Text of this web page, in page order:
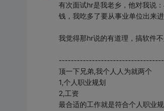
有次面试hr是我老乡，他对我说
钱，我吃多了要从事业单位出来
我觉得那hr说的有道理，搞软件
顶一下兄弟,我个人人为就两个
1,个人职业规划
2,工资
最合适的工作就是符合个人职业